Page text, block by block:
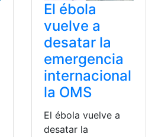
El ébola
vuelve a
desatar la
emergencia
internacional
la OMS
El ébola vuelve a
desatar la